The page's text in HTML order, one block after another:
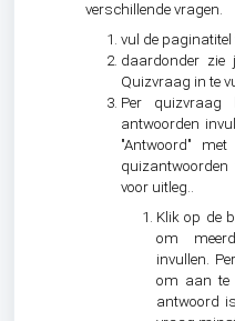
verschillende vragen.
vul de
daardonder zie
Quizvraag in te
Per quizvraag
antwoorden
"Antwoord"
quizantwoorden
voor uitleg..
Klik op de
om
invullen.
om aan te
antwoord